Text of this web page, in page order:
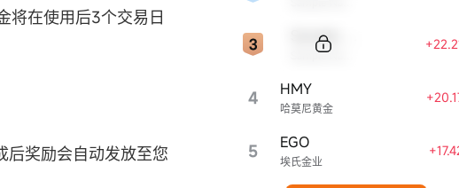
将在使用后3个交易日
后奖励会自动发放至您
4 哈莫尼黄金
HMY
5 埃氏金业
EGO